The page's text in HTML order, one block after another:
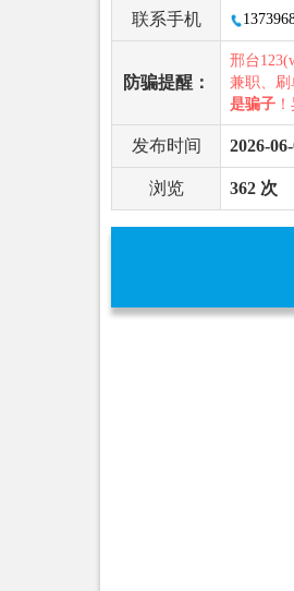
联系手机
防骗提醒：
邢台
兼职、刷
是骗子
发布时间 2026-
浏览 362 次